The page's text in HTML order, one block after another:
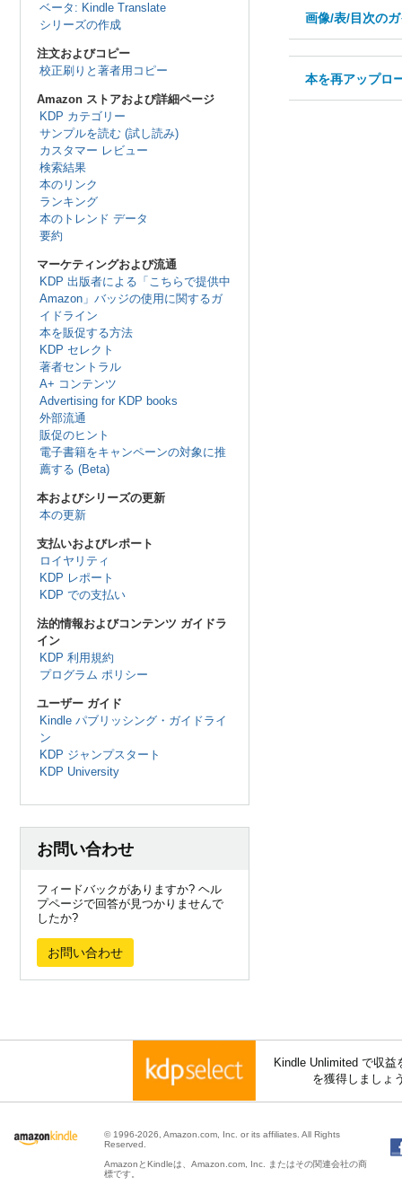
ベータ: Kindle Translate
シリーズの作成
注文およびコピー
校正刷りと著者用コピー
Amazon ストアおよび詳細ページ
KDP カテゴリー
サンプルを読む (試し読み)
カスタマー レビュー
検索結果
本のリンク
ランキング
本のトレンド データ
要約
マーケティングおよび流通
KDP 出版者による「こちらで提供中
Amazon」バッジの使用に関するガ
イドライン
本を販促する方法
KDP セレクト
著者セントラル
A+ コンテンツ
Advertising for KDP books
外部流通
販促のヒント
電子書籍をキャンペーンの対象に推
薦する (Beta)
本およびシリーズの更新
本の更新
支払いおよびレポート
ロイヤリティ
KDP レポート
KDP での支払い
法的情報およびコンテンツ ガイドラ
イン
KDP 利用規約
プログラム ポリシー
ユーザー ガイド
Kindle パブリッシング・ガイドライ
ン
KDP ジャンプスタート
KDP University
お問い合わせ
フィードバックがありますか? ヘル
プページで回答が見つかりませんで
したか?
お問い合わせ
画像/表/目次の
本を再アップロ
Kindle Unlimited で収
を獲得しましょ
© 1996-2026, Amazon.com, Inc. or its affiliates. All Rights
Reserved.
AmazonとKindleは、Amazon.com, Inc. またはその関連会社の商
標です。